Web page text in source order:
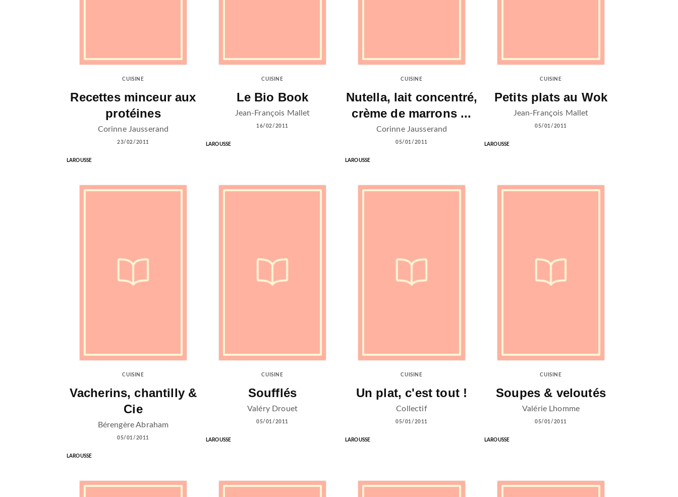
CUISINE
Recettes minceur aux
protéines
Corinne Jausserand
23/02/2011
LAROUSSE
CUISINE
Le Bio Book
Jean-François Mallet
16/02/2011
LAROUSSE
CUISINE
Nutella, lait concentré,
crème de marrons ...
Corinne Jausserand
05/01/2011
LAROUSSE
CUISINE
Petits plats au Wok
Jean-François Mallet
05/01/2011
LAROUSSE
CUISINE
Vacherins, chantilly &
Cie
Bérengère Abraham
05/01/2011
LAROUSSE
CUISINE
Soufflés
Valéry Drouet
05/01/2011
LAROUSSE
CUISINE
Un plat, c'est tout !
Collectif
05/01/2011
LAROUSSE
CUISINE
Soupes & veloutés
Valérie Lhomme
05/01/2011
LAROUSSE